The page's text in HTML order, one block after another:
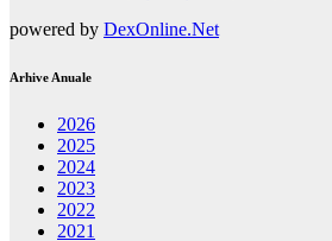
powered by DexOnline.Net
Arhive Anuale
2026
2025
2024
2023
2022
2021